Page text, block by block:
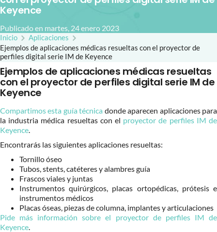
Keyence
Publicado en martes, 24 enero 2023
Inicio
Aplicaciones
Ejemplos de aplicaciones médicas resueltas con el proyector de
perfiles digital serie IM de Keyence
Ejemplos de aplicaciones médicas resueltas
con el proyector de perfiles digital serie IM de
Keyence
Compartimos esta guía técnica donde aparecen aplicaciones para
la industria médica resueltas con el proyector de perfiles IM de
Keyence.
Encontrarás las siguientes aplicaciones resueltas:
Tornillo óseo
Tubos, stents, catéteres y alambres guía
Frascos viales y juntas
Instrumentos quirúrgicos, placas ortopédicas, prótesis e
instrumentos médicos
Placas óseas, piezas de columna, implantes y articulaciones
Pide más información sobre el proyector de perfiles IM de
Keyence.